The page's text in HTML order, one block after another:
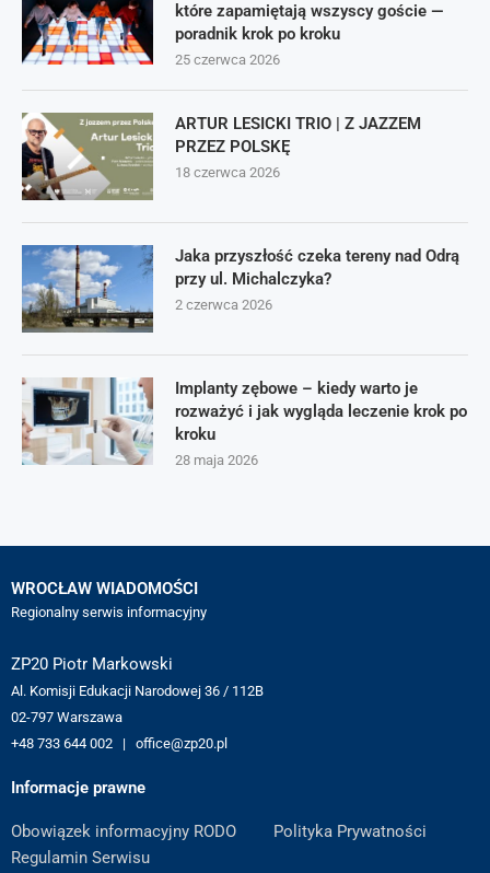
które zapamiętają wszyscy goście —
poradnik krok po kroku
25 czerwca 2026
ARTUR LESICKI TRIO | Z JAZZEM
PRZEZ POLSKĘ
18 czerwca 2026
Jaka przyszłość czeka tereny nad Odrą
przy ul. Michalczyka?
2 czerwca 2026
Implanty zębowe – kiedy warto je
rozważyć i jak wygląda leczenie krok po
kroku
28 maja 2026
WROCŁAW WIADOMOŚCI
Regionalny serwis informacyjny
ZP20 Piotr Markowski
Al. Komisji Edukacji Narodowej 36 / 112B
02-797 Warszawa
+48 733 644 002 | office@zp20.pl
Informacje prawne
Obowiązek informacyjny RODO
Polityka Prywatności
Regulamin Serwisu